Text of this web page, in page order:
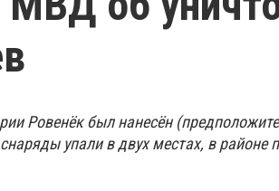
Ровенёк был нанесён
упали в двух местах, в районе